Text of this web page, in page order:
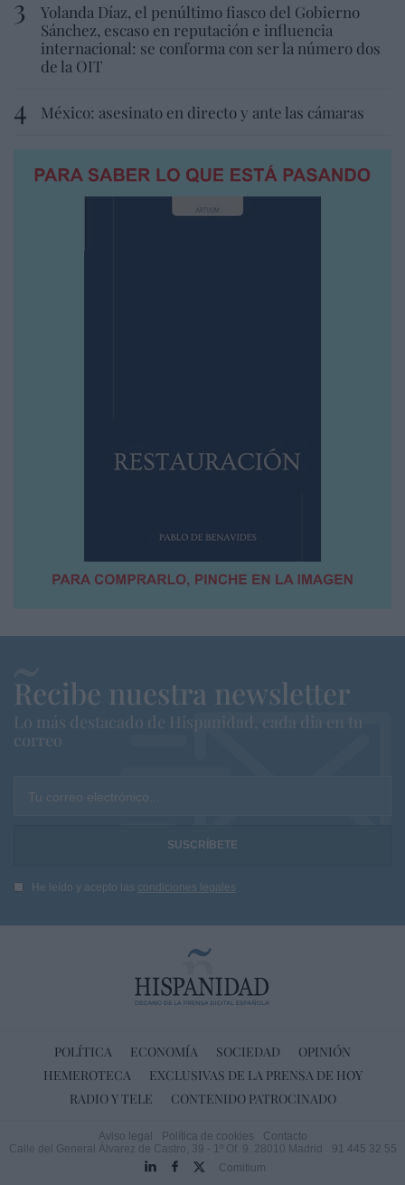
Yolanda Díaz, el penúltimo fiasco del Gobierno
Sánchez, escaso en reputación e influencia
internacional: se conforma con ser la número dos
de la OIT
México: asesinato en directo y ante las cámaras
Recibe nuestra newsletter
Lo más destacado de Hispanidad, cada dia en tu
correo
Tu correo electrónico...
He leído y acepto las condiciones legales
POLÍTICA ECONOMÍA SOCIEDAD
OPINIÓN
HEMEROTECA
EXCLUSIVAS DE LA PRENSA DE HOY
RADIO Y TELE
CONTENIDO PATROCINADO
Aviso legal Política de cookies
Contacto
Calle del General Álvarez de Castro, 39 - 1º Of. 9. 28010 Madrid
91 445 32 55
Comitium